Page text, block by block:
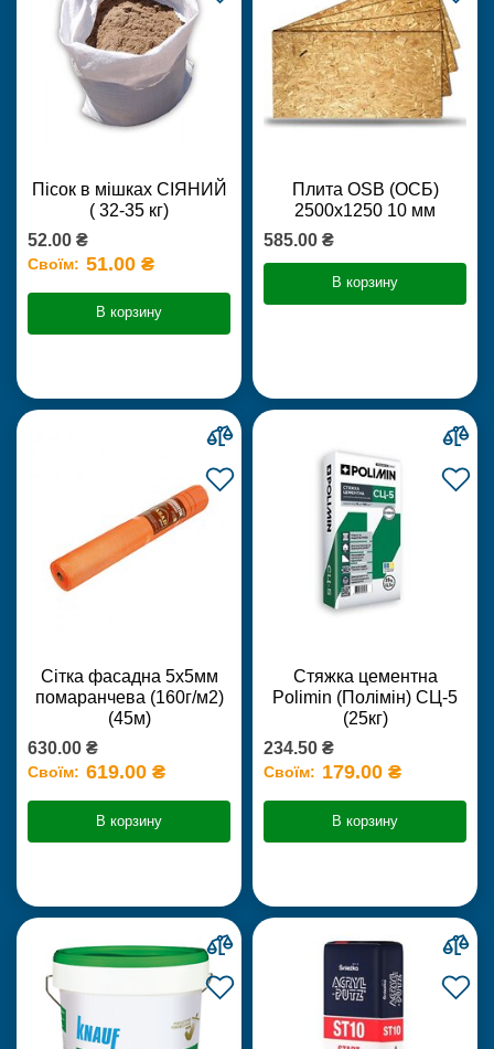
Пісок в мішках СІЯНИЙ
( 32-35 кг)
52.00 ₴
Своїм: 51.00 ₴
В корзину
Плита OSB (ОСБ)
2500х1250 10 мм
585.00 ₴
В корзину
Сітка фасадна 5х5мм
помаранчева (160г/м2)
(45м)
630.00 ₴
Своїм: 619.00 ₴
В корзину
Стяжка цементна
Polimin (Полімін) СЦ-5
(25кг)
234.50 ₴
Своїм: 179.00 ₴
В корзину